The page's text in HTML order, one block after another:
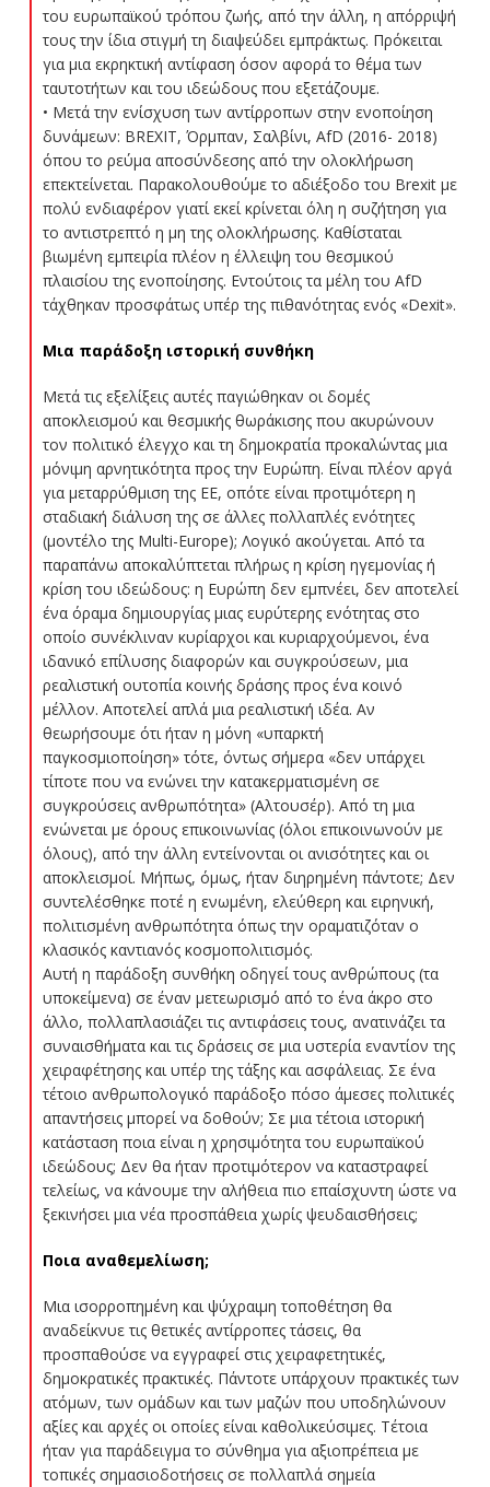
του ευρωπαϊκού τρόπου ζωής, από την άλλη, η απόρριψή
τους την ίδια στιγμή τη διαψεύδει εμπράκτως. Πρόκειται
για μια εκρηκτική αντίφαση όσον αφορά το θέμα των
ταυτοτήτων και του ιδεώδους που εξετάζουμε.
• Μετά την ενίσχυση των αντίρροπων στην ενοποίηση
δυνάμεων: BREXIT, Όρμπαν, Σαλβίνι, ΑfD (2016- 2018)
όπου το ρεύμα αποσύνδεσης από την ολοκλήρωση
επεκτείνεται. Παρακολουθούμε το αδιέξοδο του Brexit με
πολύ ενδιαφέρον γιατί εκεί κρίνεται όλη η συζήτηση για
το αντιστρεπτό η μη της ολοκλήρωσης. Καθίσταται
βιωμένη εμπειρία πλέον η έλλειψη του θεσμικού
πλαισίου της ενοποίησης. Εντούτοις τα μέλη του AfD
τάχθηκαν προσφάτως υπέρ της πιθανότητας ενός «Dexit».
Μια παράδοξη ιστορική συνθήκη
Μετά τις εξελίξεις αυτές παγιώθηκαν οι δομές
αποκλεισμού και θεσμικής θωράκισης που ακυρώνουν
τον πολιτικό έλεγχο και τη δημοκρατία προκαλώντας μια
μόνιμη αρνητικότητα προς την Ευρώπη. Είναι πλέον αργά
για μεταρρύθμιση της ΕΕ, οπότε είναι προτιμότερη η
σταδιακή διάλυση της σε άλλες πολλαπλές ενότητες
(μοντέλο της Multi-Europe); Λογικό ακούγεται. Από τα
παραπάνω αποκαλύπτεται πλήρως η κρίση ηγεμονίας ή
κρίση του ιδεώδους: η Ευρώπη δεν εμπνέει, δεν αποτελεί
ένα όραμα δημιουργίας μιας ευρύτερης ενότητας στο
οποίο συνέκλιναν κυρίαρχοι και κυριαρχούμενοι, ένα
ιδανικό επίλυσης διαφορών και συγκρούσεων, μια
ρεαλιστική ουτοπία κοινής δράσης προς ένα κοινό
μέλλον. Αποτελεί απλά μια ρεαλιστική ιδέα. Αν
θεωρήσουμε ότι ήταν η μόνη «υπαρκτή
παγκοσμιοποίηση» τότε, όντως σήμερα «δεν υπάρχει
τίποτε που να ενώνει την κατακερματισμένη σε
συγκρούσεις ανθρωπότητα» (Αλτουσέρ). Από τη μια
ενώνεται με όρους επικοινωνίας (όλοι επικοινωνούν με
όλους), από την άλλη εντείνονται οι ανισότητες και οι
αποκλεισμοί. Μήπως, όμως, ήταν διηρημένη πάντοτε; Δεν
συντελέσθηκε ποτέ η ενωμένη, ελεύθερη και ειρηνική,
πολιτισμένη ανθρωπότητα όπως την οραματιζόταν ο
κλασικός καντιανός κοσμοπολιτισμός.
Αυτή η παράδοξη συνθήκη οδηγεί τους ανθρώπους (τα
υποκείμενα) σε έναν μετεωρισμό από το ένα άκρο στο
άλλο, πολλαπλασιάζει τις αντιφάσεις τους, ανατινάζει τα
συναισθήματα και τις δράσεις σε μια υστερία εναντίον της
χειραφέτησης και υπέρ της τάξης και ασφάλειας. Σε ένα
τέτοιο ανθρωπολογικό παράδοξο πόσο άμεσες πολιτικές
απαντήσεις μπορεί να δοθούν; Σε μια τέτοια ιστορική
κατάσταση ποια είναι η χρησιμότητα του ευρωπαϊκού
ιδεώδους; Δεν θα ήταν προτιμότερον να καταστραφεί
τελείως, να κάνουμε την αλήθεια πιο επαίσχυντη ώστε να
ξεκινήσει μια νέα προσπάθεια χωρίς ψευδαισθήσεις;
Ποια αναθεμελίωση;
Μια ισορροπημένη και ψύχραιμη τοποθέτηση θα
αναδείκνυε τις θετικές αντίρροπες τάσεις, θα
προσπαθούσε να εγγραφεί στις χειραφετητικές,
δημοκρατικές πρακτικές. Πάντοτε υπάρχουν πρακτικές των
ατόμων, των ομάδων και των μαζών που υποδηλώνουν
αξίες και αρχές οι οποίες είναι καθολικεύσιμες. Τέτοια
ήταν για παράδειγμα το σύνθημα για αξιοπρέπεια με
τοπικές σημασιοδοτήσεις σε πολλαπλά σημεία